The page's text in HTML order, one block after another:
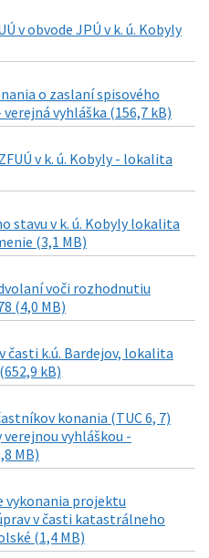
v obvode JPÚ v k. ú. Kobyly
o zaslaní spisového
vyhláška (156,7 kB)
v k. ú. Kobyly - lokalita
stavu v k. ú. Kobyly lokalita
(3,1 MB)
voči rozhodnutiu
(4,0 MB)
časti k.ú. Bardejov, lokalita
kB)
konania (TUC 6, 7)
vyhláškou -
MB)
vykonania projektu
v časti katastrálneho
(1,4 MB)